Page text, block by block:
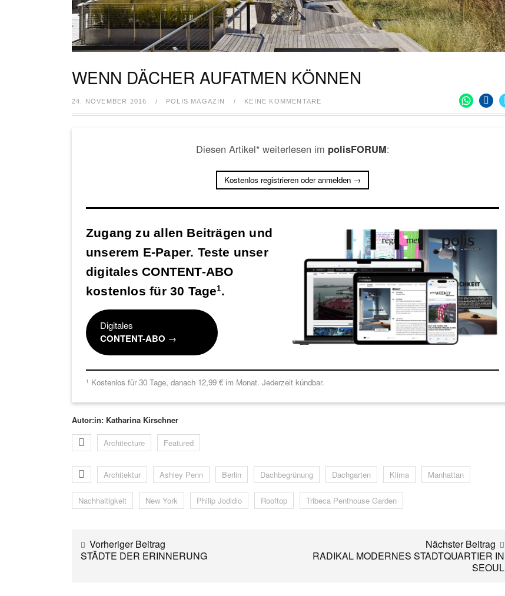
WENN DÄCHER AUFATMEN KÖNNEN
24. NOVEMBER 2016 / POLIS MAGAZIN / KEINE KOMMENTARE
Diesen Artikel* weiterlesen im polisFORUM:
Kostenlos registrieren oder anmelden →
Zugang zu allen Beiträgen und
unserem E-Paper. Teste unser
digitales CONTENT-ABO
kostenlos für 30 Tage1.
Digitales
CONTENT-ABO →
1 Kostenlos für 30 Tage, danach 12,99 € im Monat. Jederzeit kündbar.
Autor:in: Katharina Kirschner
Architecture Featured
Architektur Ashley Penn Berlin Dachbegrünung Dachgarten Klima Manhattan
Nachhaltigkeit New York Philip Jodidio Rooftop Tribeca Penthouse Garden
Vorheriger Beitrag
STÄDTE DER ERINNERUNG
Nächster Beitrag
RADIKAL MODERNES STADTQUARTIER IN
SEOUL